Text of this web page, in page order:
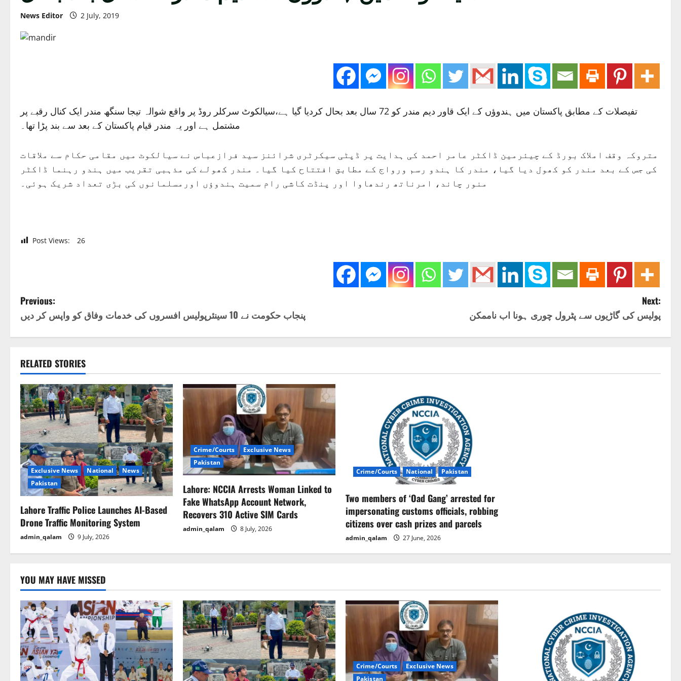
News Editor 2 July, 2019
تفیصلات کے مطابق پاکستان میں ہندوؤں کے ایک قاور دیم مندر کو 72 سال بعد بحال کردیا گیا ہے،سیالکوٹ سرکلر روڈ پر واقع شوالہ تیجا سنگھ مندر ایک کنال رقبے پر
مشتمل ہے اور یہ مندر قیام پاکستان کے بعد سے بند پڑا تھا۔
متروکہ وقف املاک بورڈ کے چیئرمین ڈاکٹر عامر احمد کی ہدایت پر ڈپٹی سیکرٹری شرائنز سید فرازعباس نے سیالکوٹ میں مقامی حکام سے ملاقات
کی جس کے بعد مندر کو کھول دیا گیا، مندر کا ہندو رسم ورواج کے مطابق افتتاح کیا گیا۔ مندر کھولے کی مذہبی تقریب میں ہندو رہنما ڈاکٹر
منور چاند، امرناتھ رندھاوا اور پنڈت کاشی رام سمیت ہندوؤں اورمسلمانوں کی بڑی تعداد شریک ہوئی۔
Post Views: 26
P
o
t
n
a
v
i
g
a
t
i
o
n
Previous:
پنجاب حکومت نے 10 سینئرپولیس افسروں کی خدمات وفاق کو واپس کر دیں
Next:
پولیس کی گاڑیوں سے پٹرول چوری ہونا اب ناممکن
RELATED STORIES
Exclusive News National
News
Pakistan
Lahore Traffic Police Launches AI-Based
Drone Traffic Monitoring System
admin_qalam 9 July, 2026
Crime/Courts
Exclusive News
Pakistan
Lahore: NCCIA Arrests Woman Linked to
Fake WhatsApp Account Network,
Recovers 310 Active SIM Cards
admin_qalam 8 July, 2026
Crime/Courts National Pakistan
Two members of ‘Oad Gang’ arrested for
impersonating customs officials, robbing
citizens over cash prizes and parcels
admin_qalam 27 June, 2026
YOU MAY HAVE MISSED
Crime/Courts
Exclusive News
Pakistan